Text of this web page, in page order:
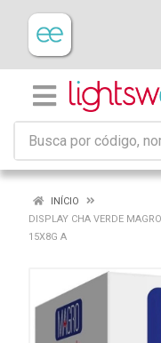
INÍCIO
DISPLAY CHA VERDE
15X8G A